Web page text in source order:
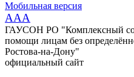
Мобильная версия
AAA
ГАУСОН РО "Комплексный
помощи лицам без
Ростова-на-Дону"
официальный сайт